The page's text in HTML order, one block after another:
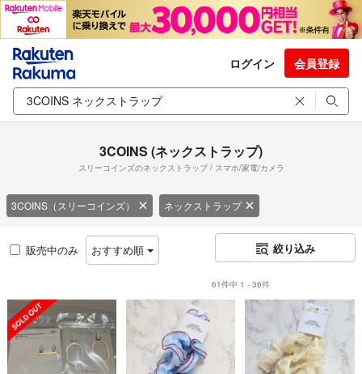
ログイン 会員登録
3COINS (ネックストラップ)
スリーコインズのネックストラップ / スマホ/家電/カメラ
3COINS（スリーコインズ） ネックストラップ
販売中のみ おすすめ順 絞り込み
61件中 1 - 36件